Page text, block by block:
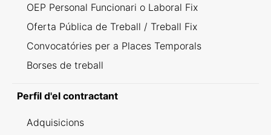
OEP Personal Funcionari o Laboral Fix
Oferta Pública de Treball / Treball Fix
Convocatóries per a Places Temporals
Borses de treball
Perfil d'el contractant
Adquisicions